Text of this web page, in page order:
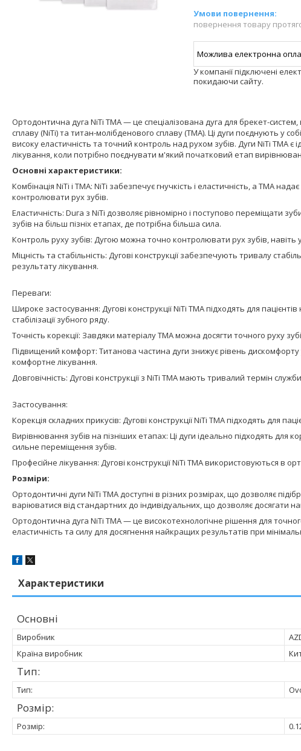
повернення товару
У компанії підключені
покидаючи сайту.
Ортодонтична дуга NiTi TMA — це спеціалізована дуга для брекет-систем,
сплаву (NiTi) та титан-молібденового сплаву (TMA). Ці дуги поєднують у
високу еластичність та точний контроль над рухом зубів. Дуги NiTi TMA
лікування, коли потрібно поєднувати м'який початковий етап
Основні характеристики:
Комбінація NiTi і TMA: NiTi забезпечує гнучкість і еластичність, а TMA
контролювати рух зубів.
Еластичність: Duга з NiTi дозволяє рівномірно і поступово переміщати
зубів на більш пізніх етапах, де потрібна більша сила.
Контроль руху зубів: Дугою можна точно контролювати рух зубів, навіть
Міцність та стабільність: Дугові конструкції забезпечують тривалу
результату лікування.
Переваги:
Широке застосування: Дугові конструкції NiTi TMA підходять для
стабілізації зубного ряду.
Точність корекції: Завдяки матеріалу TMA можна досягти точного руху
Підвищений комфорт: Титанова частина дуги знижує рівень
комфортне лікування.
Довговічність: Дугові конструкції з NiTi TMA мають тривалий термін
Застосування:
Корекція складних прикусів: Дугові конструкції NiTi TMA підходять для
Вирівнювання зубів на пізніших етапах: Ці дуги ідеально підходять для
сильне переміщення зубів.
Професійне лікування: Дугові конструкції NiTi TMA використовуються в
Розміри:
Ортодонтичні дуги NiTi TMA доступні в різних розмірах, що дозволяє
варіюватися від стандартних до індивідуальних, що дозволяє досягати
Ортодонтична дуга NiTi TMA — це високотехнологічне рішення для
еластичність та силу для досягнення найкращих результатів при
Характеристики
Основні
Виробник
Країна виробник
Тип:
Тип:
Розмір:
Розмір: